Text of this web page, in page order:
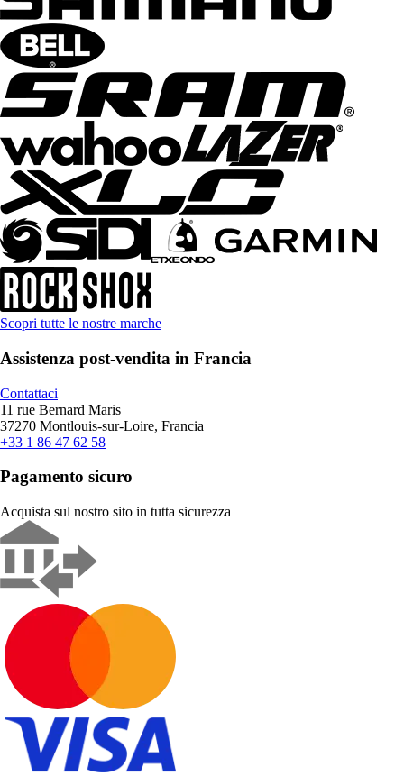
Scopri tutte le nostre marche
Assistenza post-vendita in Francia
Contattaci
11 rue Bernard Maris
37270 Montlouis-sur-Loire, Francia
+33 1 86 47 62 58
Pagamento sicuro
Acquista sul nostro sito in tutta sicurezza